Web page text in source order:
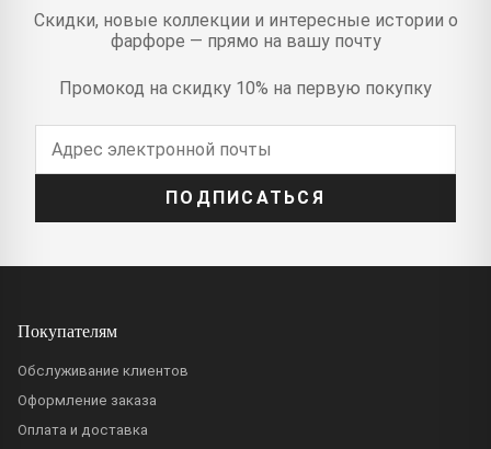
Скидки, новые коллекции и интересные истории о
фарфоре — прямо на вашу почту
Промокод на скидку 10% на первую покупку
ПОДПИСАТЬСЯ
Покупателям
Обслуживание клиентов
Оформление заказа
Оплата и доставка